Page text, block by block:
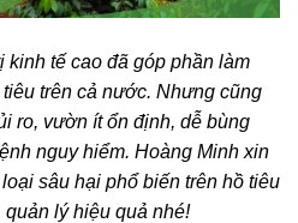
kinh tế cao đã góp phần làm
trên cả nước. Nhưng cũng
ro, vườn ít ổn định, dễ bùng
nguy hiểm. Hoàng Minh xin
sâu hại phổ biến trên hồ tiêu
lý hiệu quả nhé!